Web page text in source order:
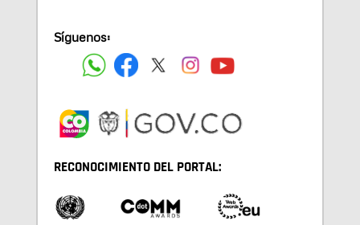
Síguenos:
RECONOCIMIENTO DEL PORTAL: